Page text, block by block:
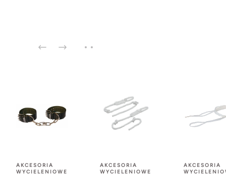
AKCESORIA
WYCIELENIOWE
AKCESORIA
WYCIELENIOWE
AKCESORIA